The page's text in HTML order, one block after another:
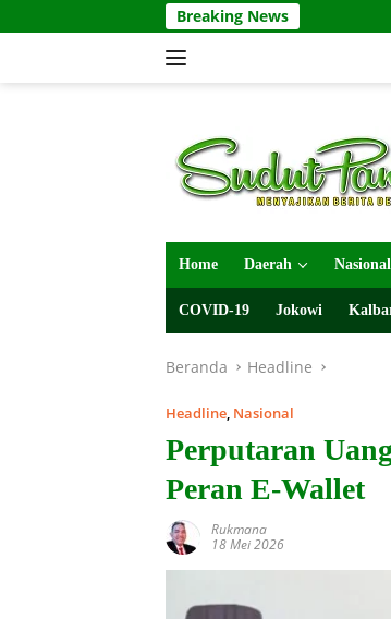
ke
Breaking News
Home Daerah Nasional
COVID-19 Jokowi
Beranda Headline
Headline, Nasional
Perputaran
Peran E-Wallet
Rukmana
18 Mei 2026